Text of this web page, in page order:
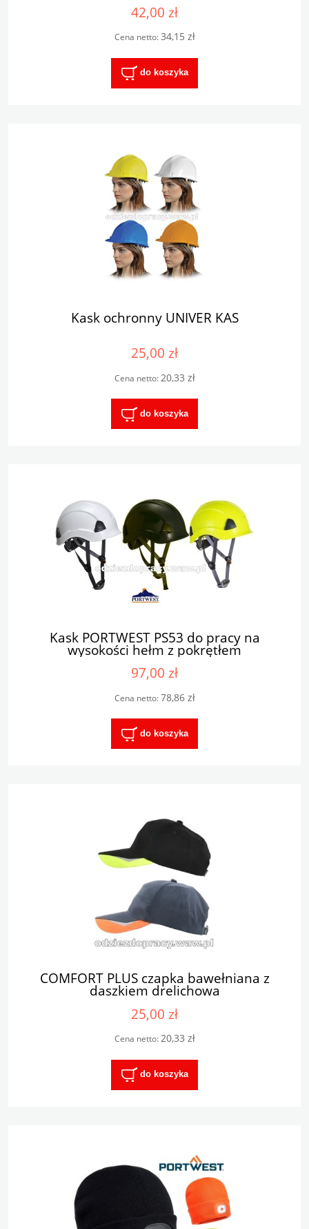
42,00 zł
Cena netto:34,15 zł
do koszyka
Kask ochronny UNIVER KAS
25,00 zł
Cena netto: 20,33 zł
do koszyka
Kask PORTWEST PS53 do pracy na
wysokości hełm z pokrętłem
97,00 zł
Cena netto:78,86 zł
do koszyka
COMFORT PLUS czapka bawełniana z
daszkiem drelichowa
25,00 zł
Cena netto:20,33 zł
do koszyka